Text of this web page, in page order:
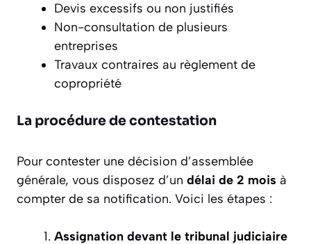
Devis excessifs ou non justifiés
Non-consultation de plusieurs
entreprises
Travaux contraires au règlement de
copropriété
La procédure de contestation
Pour contester une décision d’assemblée
générale, vous disposez d’un délai de 2 mois à
compter de sa notification. Voici les étapes :
Assignation devant le tribunal judiciaire